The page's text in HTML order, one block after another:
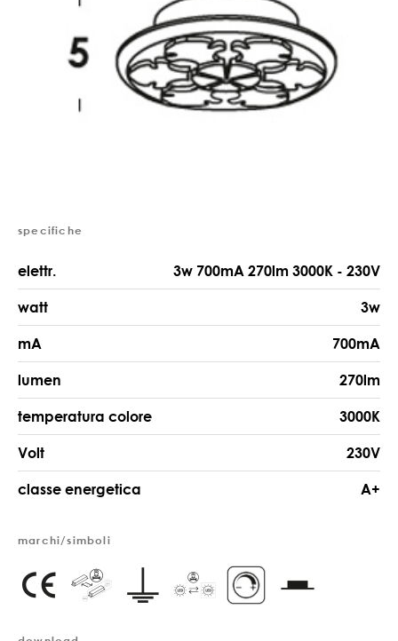
specifiche
elettr. 3w 700mA 270lm 3000K - 230V
watt 3w
mA 700mA
lumen 270lm
temperatura colore 3000K
Volt 230V
classe energetica A+
marchi/simboli